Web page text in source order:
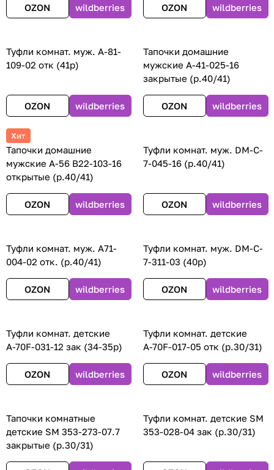
OZON wildberries OZON wildberries
Туфли комнат. муж. А-81-
109-02 отк (41р)
OZON wildberries
Тапочки домашние
мужские А-41-025-16
закрытые (р.40/41)
OZON wildberries
Хит
Тапочки домашние
мужские А-56 В22-103-16
открытые (р.40/41)
OZON wildberries
Туфли комнат. муж. DM-C-
7-045-16 (р.40/41)
OZON wildberries
Туфли комнат. муж. А71-
004-02 отк. (р.40/41)
OZON wildberries
Туфли комнат. муж. DM-C-
7-311-03 (40р)
OZON wildberries
Туфли комнат. детские
А-70F-031-12 зак (34-35р)
OZON wildberries
Туфли комнат. детские
А-70F-017-05 отк (р.30/31)
OZON wildberries
Тапочки комнатные
детские SM 353-273-07.7
закрытые (р.30/31)
Туфли комнат. детские SM
353-028-04 зак (р.30/31)